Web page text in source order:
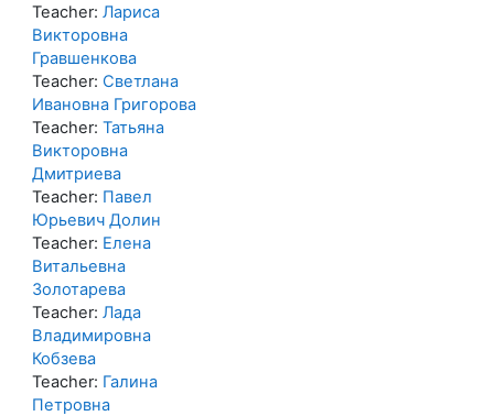
Teacher: Лариса
Викторовна
Гравшенкова
Teacher: Светлана
Ивановна Григорова
Teacher: Татьяна
Викторовна
Дмитриева
Teacher: Павел
Юрьевич Долин
Teacher: Елена
Витальевна
Золотарева
Teacher: Лада
Владимировна
Кобзева
Teacher: Галина
Петровна